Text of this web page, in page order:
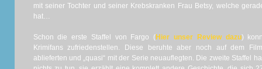
mit seiner Tochter und seiner Krebskranken Frau Betsy, welche
hat…
Schon die erste Staffel von Fargo (Hier unser Review dazu)
Krimifans zufriedenstellen. Diese beruhte aber noch auf dem
ablieferten und „quasi“ mit der Serie neuauflegten. Die zweite Staffel